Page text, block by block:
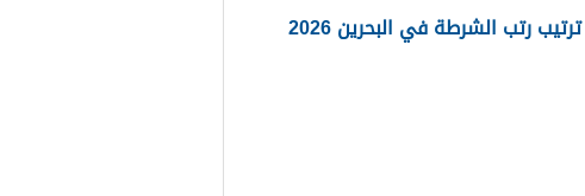
ترتيب رتب الشرطة في البحرين 2026